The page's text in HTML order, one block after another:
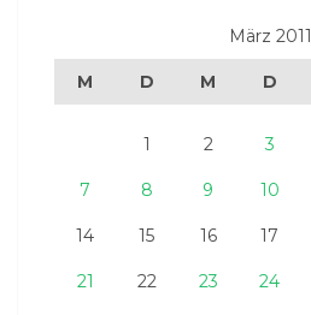
März 2011
M D M D
1 2 3
7 8 9 10
14 15 16 17
21 22 23 24